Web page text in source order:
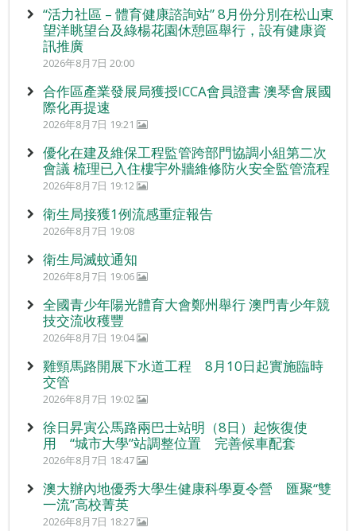
“活力社區 – 體育健康諮詢站” 8月份分別在松山東
望洋眺望台及綠楊花園休憩區舉行，設有健康資
訊推廣
2026年8月7日 20:00
合作區產業發展局獲授ICCA會員證書 澳琴會展國
際化再提速
2026年8月7日 19:21
優化在建及維保工程監管跨部門協調小組第二次
會議 梳理已入住樓宇外牆維修防火安全監管流程
2026年8月7日 19:12
衛生局接獲1例流感重症報告
2026年8月7日 19:08
衛生局滅蚊通知
2026年8月7日 19:06
全國青少年陽光體育大會鄭州舉行 澳門青少年競
技交流收穫豐
2026年8月7日 19:04
雞頸馬路開展下水道工程 8月10日起實施臨時
交管
2026年8月7日 19:02
徐日昇寅公馬路兩巴士站明（8日）起恢復使
用 “城市大學”站調整位置 完善候車配套
2026年8月7日 18:47
澳大辦內地優秀大學生健康科學夏令營 匯聚“雙
一流”高校菁英
2026年8月7日 18:27